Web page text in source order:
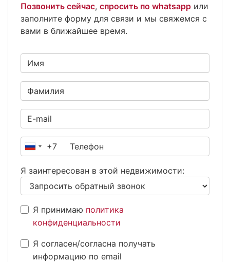
Позвонить сейчас, спросить по whatsapp или
заполните форму для связи и мы свяжемся с
вами в ближайшее время.
Россия
+7
Я заинтересован в этой недвижимости:
Я принимаю политика
конфиденциальности
Я согласен/согласна получать
информацию по email